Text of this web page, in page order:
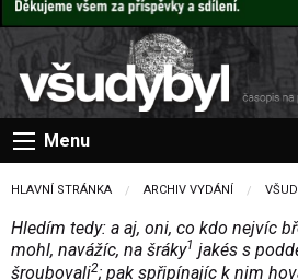
Menu
HLAVNÍ STRÁNKA ARCHIV VYDÁNÍ
Hledím tedy: a aj, oni, co kdo nejvíc
mohl, navážíc, na šráky1 jakés s
šroubovali2; pak spřipínajíc k nim